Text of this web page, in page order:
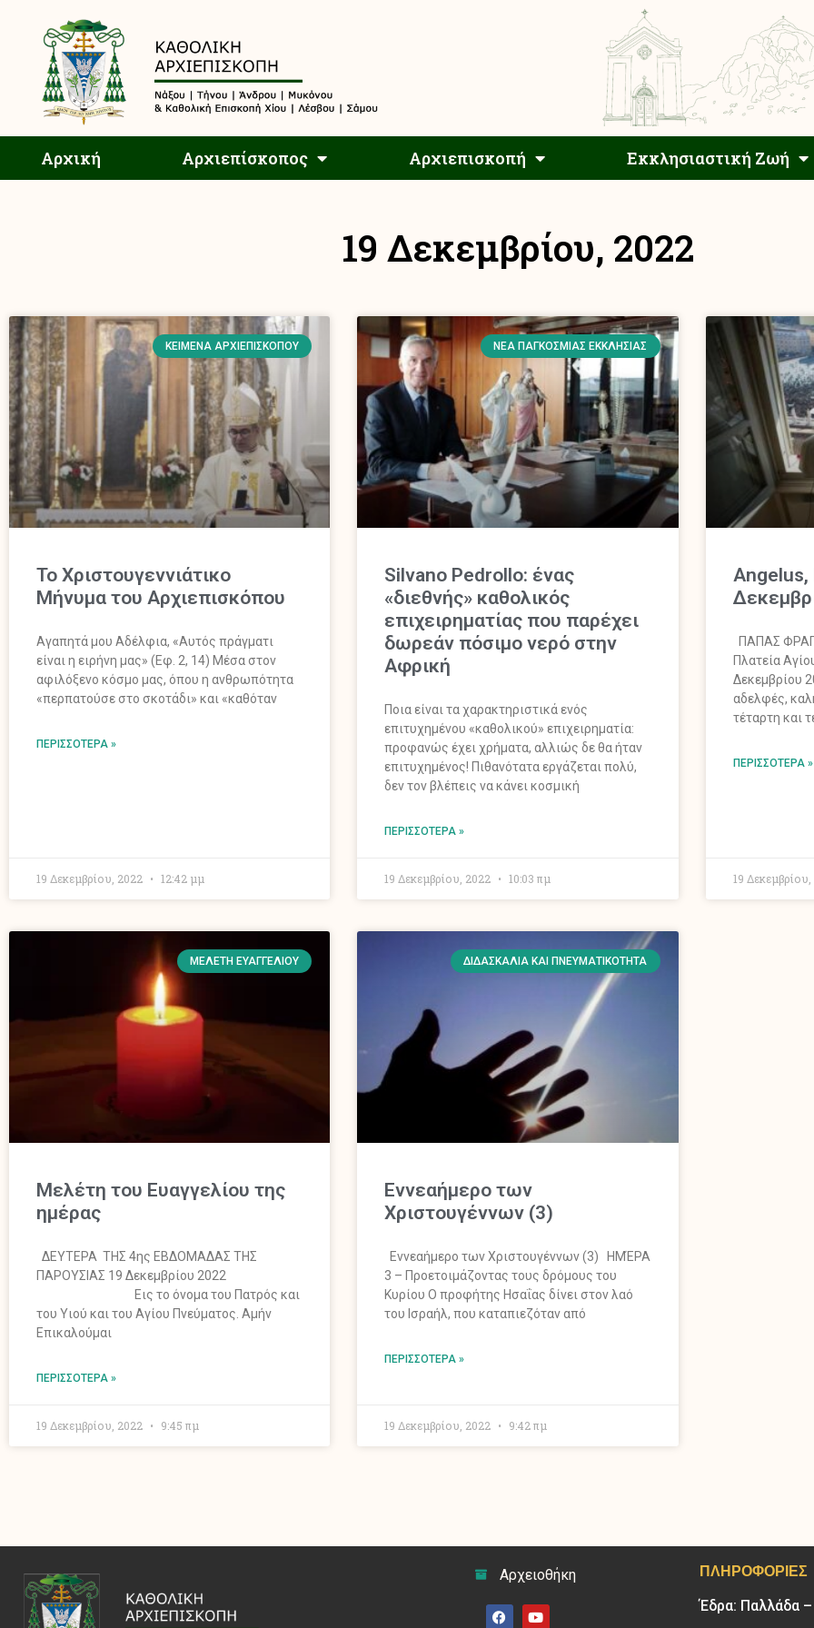
Αρχική Αρχιεπίσκοπος Αρχιεπισκοπή Εκκλησιαστική Ζωή
Αρχιεπισκοπή
19 Δεκεμβρίου, 2022
ΚΕΊΜΕΝΑ ΑΡΧΙΕΠΙΣΚΌΠΟΥ
Το Χριστουγεννιάτικο
Μήνυμα του Αρχιεπισκόπου
Αγαπητά μου Αδέλφια, «Αυτός πράγματι
είναι η ειρήνη μας» (Εφ. 2, 14) Μέσα στον
αφιλόξενο κόσμο μας, όπου η ανθρωπότητα
«περπατούσε στο σκοτάδι» και «καθόταν
ΠΕΡΙΣΣΌΤΕΡΑ »
19 Δεκεμβρίου, 2022 12:42 μμ
ΝΈΑ ΠΑΓΚΌΣΜΙΑΣ ΕΚΚΛΗΣΊΑΣ
Silvano Pedrollo: ένας
«διεθνής» καθολικός
επιχειρηματίας που παρέχει
δωρεάν πόσιμο νερό στην
Αφρική
Ποια είναι τα χαρακτηριστικά ενός
επιτυχημένου «καθολικού» επιχειρηματία:
προφανώς έχει χρήματα, αλλιώς δε θα ήταν
επιτυχημένος! Πιθανότατα εργάζεται πολύ,
δεν τον βλέπεις να κάνει κοσμική
ΠΕΡΙΣΣΌΤΕΡΑ »
19 Δεκεμβρίου, 2022 10:03 πμ
Angelus,
ΠΑΠΑΣ
Πλατεία
Δεκεμβρίου
αδελφές,
τέταρτη και
ΠΕΡΙΣΣΌΤΕΡΑ »
19
ΜΕΛΈΤΗ ΕΥΑΓΓΕΛΊΟΥ
Mελέτη του Ευαγγελίου της
ημέρας
ΔΕΥΤΕΡΑ ΤΗΣ 4ης ΕΒΔΟΜΑΔΑΣ ΤΗΣ
ΠΑΡΟΥΣΙΑΣ 19 Δεκεμβρίου 2022
Εις το όνομα του Πατρός και
του Υιού και του Αγίου Πνεύματος. Αμήν
Επικαλούμαι
ΠΕΡΙΣΣΌΤΕΡΑ »
19 Δεκεμβρίου, 2022 9:45 πμ
ΔΙΔΑΣΚΑΛΊΑ ΚΑΙ ΠΝΕΥΜΑΤΙΚΌΤΗΤΑ
Εννεαήμερο των
Χριστουγέννων (3)
Εννεαήμερο των Χριστουγέννων (3) ΗΜΈΡΑ
3 – Προετοιμάζοντας τους δρόμους του
Κυρίου Ο προφήτης Ησαΐας δίνει στον λαό
του Ισραήλ, που καταπιεζόταν από
ΠΕΡΙΣΣΌΤΕΡΑ »
19 Δεκεμβρίου, 2022 9:42 πμ
Αρχειοθήκη
ΠΛΗΡΟΦΟΡΊΕΣ
Έδρα: Παλλάδα